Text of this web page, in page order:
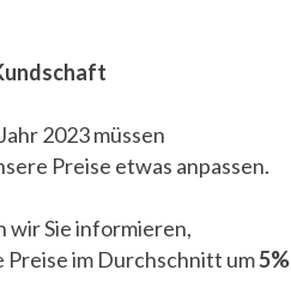
2023 müssen
Preise etwas anpassen.
wir Sie informieren,
Preise im Durchschnitt um5%